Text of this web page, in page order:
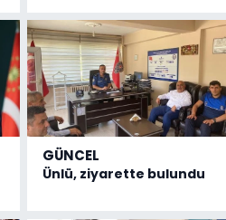
GÜNCEL
Ünlü, ziyarette bulundu